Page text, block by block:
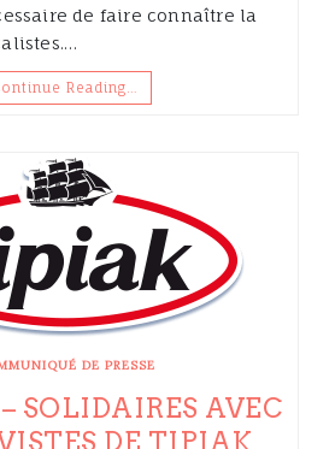
de faire connaître la
Reading…
DE PRESSE
SOLIDAIRES AVEC
DE TIPIAK